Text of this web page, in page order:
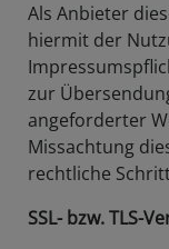
Als Anbieter
hiermit der
zur
angeforderter
Missachtung
rechtliche
SSL- bzw. TLS-